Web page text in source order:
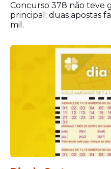
Concurso 378 não teve
principal; duas apostas
mil.